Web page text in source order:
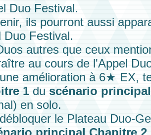
Duo Festival.
ils pourront aussi
Duo Festival.
autres que ceux
au cours de l'Appel
amélioration à 6★ EX,
1du scénario
en solo.
le Plateau Duo-
principal Chapitre 2